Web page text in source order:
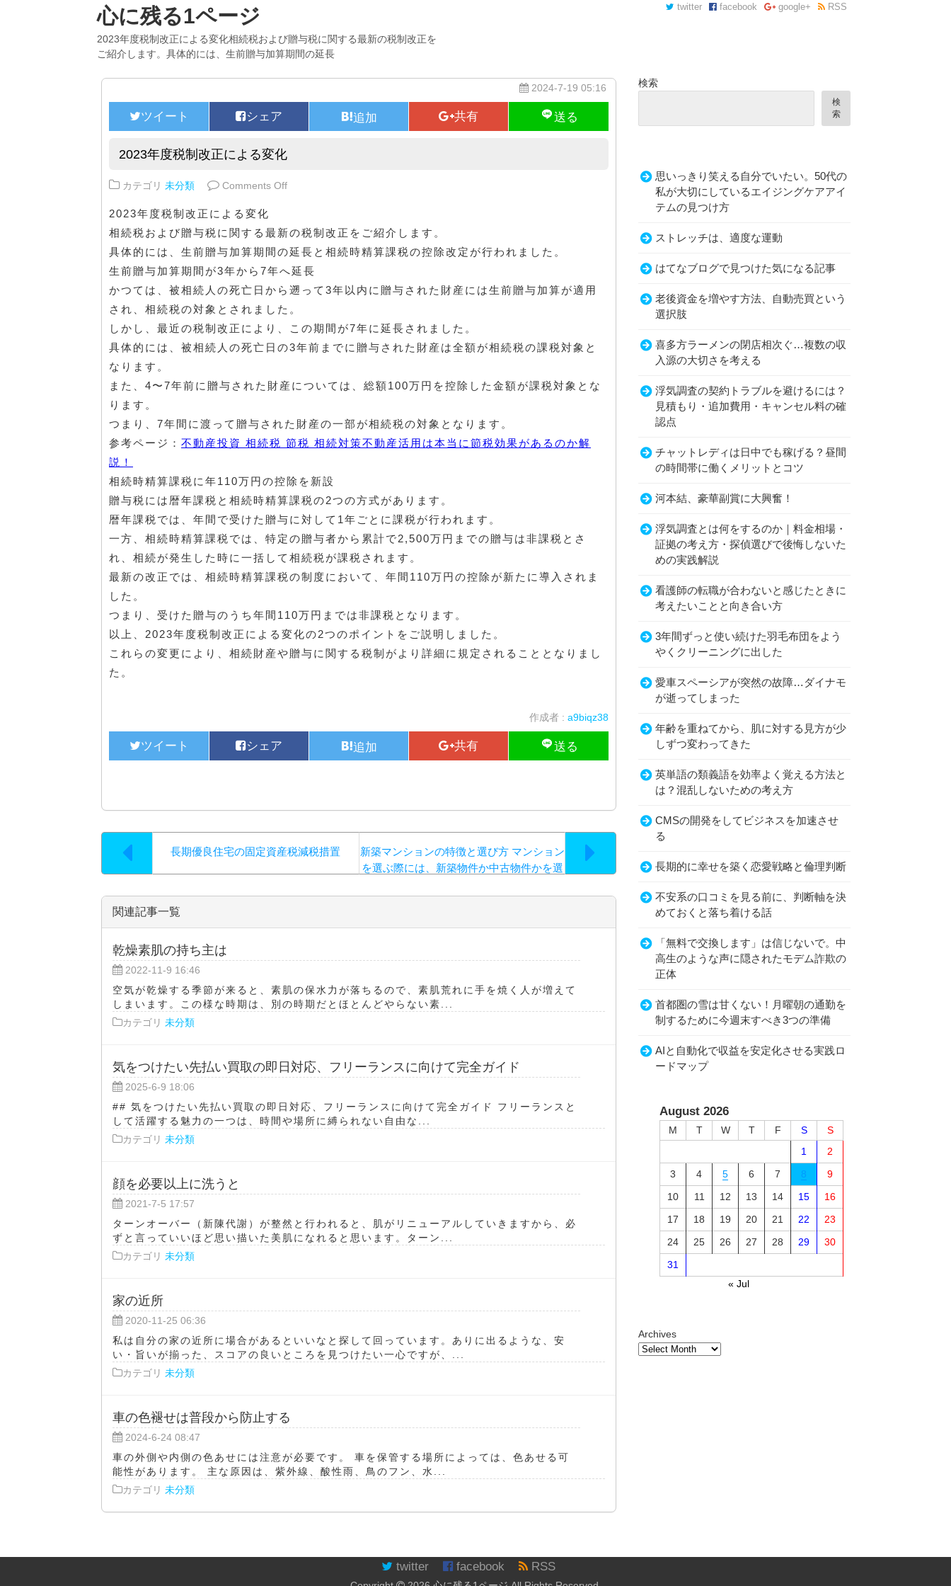
心に残る1ページ
2023年度税制改正による変化相続税および贈与税に関する最新の税制改正を
ご紹介します。具体的には、生前贈与加算期間の延長
twitter facebook google+ RSS
2024-7-19 05:16
2023年度税制改正による変化
カテゴリ 未分類 Comments Offon 2023年度税制改正による変化
2023年度税制改正による変化
相続税および贈与税に関する最新の税制改正をご紹介します。
具体的には、生前贈与加算期間の延長と相続時精算課税の控除改定が行われました。
生前贈与加算期間が3年から7年へ延長
かつては、被相続人の死亡日から遡って3年以内に贈与された財産には生前贈与加算が適用
され、相続税の対象とされました。
しかし、最近の税制改正により、この期間が7年に延長されました。
具体的には、被相続人の死亡日の3年前までに贈与された財産は全額が相続税の課税対象と
なります。
また、4〜7年前に贈与された財産については、総額100万円を控除した金額が課税対象とな
ります。
つまり、7年間に渡って贈与された財産の一部が相続税の対象となります。
参考ページ： 不動産投資 相続税 節税 相続対策不動産活用は本当に節税効果があるのか解
説！
相続時精算課税に年110万円の控除を新設
贈与税には暦年課税と相続時精算課税の2つの方式があります。
暦年課税では、年間で受けた贈与に対して1年ごとに課税が行われます。
一方、相続時精算課税では、特定の贈与者から累計で2,500万円までの贈与は非課税とさ
れ、相続が発生した時に一括して相続税が課税されます。
最新の改正では、相続時精算課税の制度において、年間110万円の控除が新たに導入されま
した。
つまり、受けた贈与のうち年間110万円までは非課税となります。
以上、2023年度税制改正による変化の2つのポイントをご説明しました。
これらの変更により、相続財産や贈与に関する税制がより詳細に規定されることとなりまし
た。
作成者 : a9biqz38
長期優良住宅の固定資産税減税措置
新築マンションの特徴と選び方 マンション
を選ぶ際には、新築物件か中古物件かを選
関連記事一覧
乾燥素肌の持ち主は
2022-11-9 16:46
空気が乾燥する季節が来ると、素肌の保水力が落ちるので、素肌荒れに手を焼く人が増えて
しまいます。この様な時期は、別の時期だとほとんどやらない素...
カテゴリ 未分類
気をつけたい先払い買取の即日対応、フリーランスに向けて完全ガイド
2025-6-9 18:06
## 気をつけたい先払い買取の即日対応、フリーランスに向けて完全ガイド フリーランスと
して活躍する魅力の一つは、時間や場所に縛られない自由な...
カテゴリ 未分類
顔を必要以上に洗うと
2021-7-5 17:57
ターンオーバー（新陳代謝）が整然と行われると、肌がリニューアルしていきますから、必
ずと言っていいほど思い描いた美肌になれると思います。ターン...
カテゴリ 未分類
家の近所
2020-11-25 06:36
私は自分の家の近所に場合があるといいなと探して回っています。ありに出るような、安
い・旨いが揃った、スコアの良いところを見つけたい一心ですが、...
カテゴリ 未分類
車の色褪せは普段から防止する
2024-6-24 08:47
車の外側や内側の色あせには注意が必要です。 車を保管する場所によっては、色あせる可
能性があります。 主な原因は、紫外線、酸性雨、鳥のフン、水...
カテゴリ 未分類
検索
検
索
思いっきり笑える自分でいたい。50代の
私が大切にしているエイジングケアアイ
テムの見つけ方
ストレッチは、適度な運動
はてなブログで見つけた気になる記事
老後資金を増やす方法、自動売買という
選択肢
喜多方ラーメンの閉店相次ぐ…複数の収
入源の大切さを考える
浮気調査の契約トラブルを避けるには？
見積もり・追加費用・キャンセル料の確
認点
チャットレディは日中でも稼げる？昼間
の時間帯に働くメリットとコツ
河本結、豪華副賞に大興奮！
浮気調査とは何をするのか｜料金相場・
証拠の考え方・探偵選びで後悔しないた
めの実践解説
看護師の転職が合わないと感じたときに
考えたいことと向き合い方
3年間ずっと使い続けた羽毛布団をよう
やくクリーニングに出した
愛車スペーシアが突然の故障…ダイナモ
が逝ってしまった
年齢を重ねてから、肌に対する見方が少
しずつ変わってきた
英単語の類義語を効率よく覚える方法と
は？混乱しないための考え方
CMSの開発をしてビジネスを加速させ
る
長期的に幸せを築く恋愛戦略と倫理判断
不安系の口コミを見る前に、判断軸を決
めておくと落ち着ける話
「無料で交換します」は信じないで。中
高生のような声に隠されたモデム詐欺の
正体
首都圏の雪は甘くない！月曜朝の通勤を
制するために今週末すべき3つの準備
AIと自動化で収益を安定化させる実践ロ
ードマップ
August 2026
M T W T F S
S
1
2
3
4 5 6 7 8
9
10
11 12 13 14 15
16
17
18 19 20 21 22
23
24
25 26 27 28 29
30
31
« Jul
Archives
twitter facebook RSS